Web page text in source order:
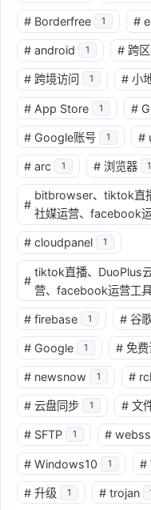
# Borderfree 1 #
# android 1 # 跨
# 跨境访问 1 # 小
# App Store 1 #
# Google账号 1 #
# arc 1 # 浏览器 1
#
bitbrowser、tiktok直
社媒运营、facebook
# cloudpanel 1
#
tiktok直播、DuoPlus
营、facebook运营工
# firebase 1 # 谷
# Google 1 # 免费
# newsnow 1 #
# 云盘同步 1 # 文
# SFTP 1 #
# Windows10 1 #
# 升级 1 # trojan